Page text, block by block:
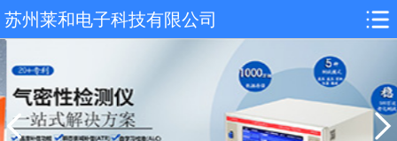
苏州莱和电子科技有限公司